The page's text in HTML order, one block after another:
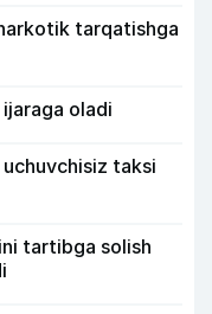
tarqatishga
oladi
taksi
tartibga solish